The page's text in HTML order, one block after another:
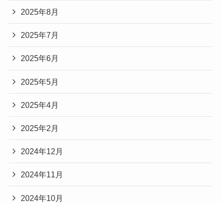
2025年8月
2025年7月
2025年6月
2025年5月
2025年4月
2025年2月
2024年12月
2024年11月
2024年10月